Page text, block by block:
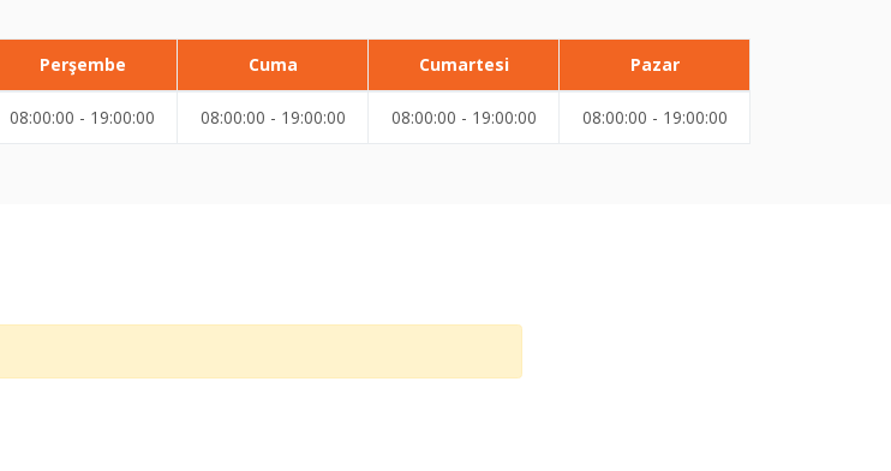
Perşembe Cuma Cumartesi Pazar
08:00:00 - 19:00:00 08:00:00 - 19:00:00 08:00:00 - 19:00:00 08:00:00 - 19:00:00